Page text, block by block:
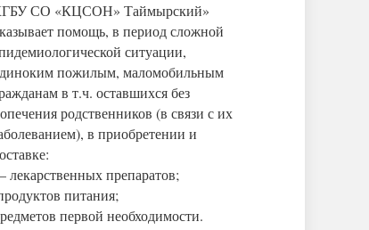
СО «КЦСОН» Таймырский»
помощь, в период сложной
ситуации,
пожилым, маломобильным
в т.ч. оставшихся без
родственников (в связи с их
в приобретении и
лекарственных препаратов;
питания;
первой необходимости.